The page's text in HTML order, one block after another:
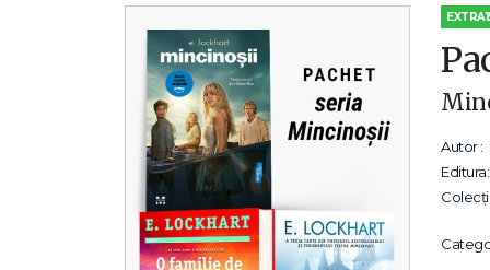
Autor :
Editura: